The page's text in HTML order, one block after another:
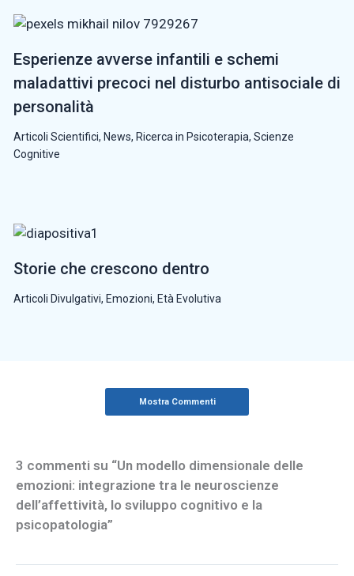
Esperienze avverse infantili e schemi
maladattivi precoci nel disturbo antisociale di
personalità
Articoli Scientifici, News, Ricerca in Psicoterapia, Scienze
Cognitive
Storie che crescono dentro
Articoli Divulgativi, Emozioni, Età Evolutiva
Mostra Commenti
3 commenti su “Un modello dimensionale delle
emozioni: integrazione tra le neuroscienze
dell’affettività, lo sviluppo cognitivo e la
psicopatologia”